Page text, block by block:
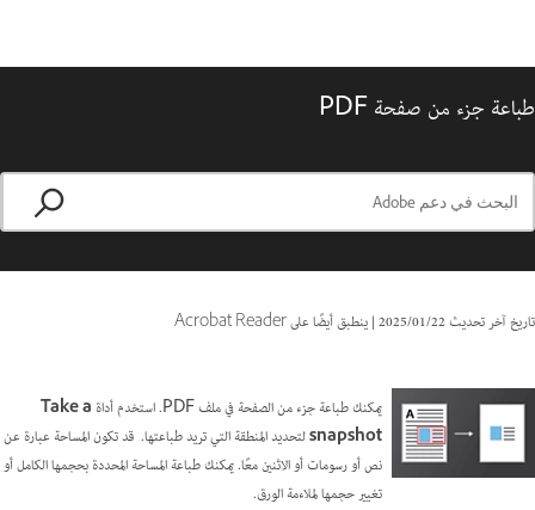
طباعة جزء من صفحة PDF
تاريخ آخر تحديث22‏/01‏/2025
|ينطبق أيضًا على Acrobat Reader
يمكنك طباعة جزء من الصفحة في ملف PDF. استخدم أداة
Take a
snapshotلتحديد المنطقة التي تريد طباعتها. قد تكون المساحة عبارة عن
نص أو رسومات أو الاثنين معًا. يمكنك طباعة المساحة المحددة بحجمها الكامل أو
تغيير حجمها لملاءمة الورق.